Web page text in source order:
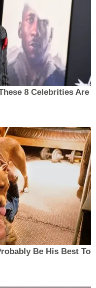
8 Celebrities Are
Be His Best To